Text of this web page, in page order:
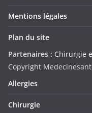
Mentions légales
Plan du site
Partenaires : Chirurgie
Copyright
Allergies
Chirurgie